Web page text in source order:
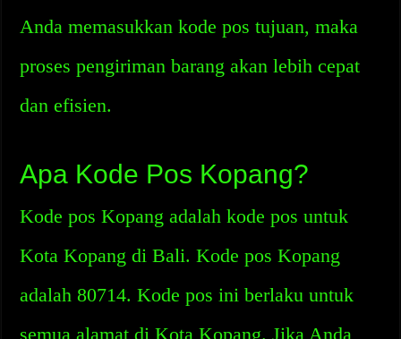
Anda memasukkan kode pos tujuan, maka
proses pengiriman barang akan lebih cepat
dan efisien.
Apa Kode Pos Kopang?
Kode pos Kopang adalah kode pos untuk
Kota Kopang di Bali. Kode pos Kopang
adalah 80714. Kode pos ini berlaku untuk
semua alamat di Kota Kopang. Jika Anda